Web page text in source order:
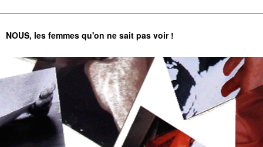
NOUS, les femmes qu'on ne sait pas voir !